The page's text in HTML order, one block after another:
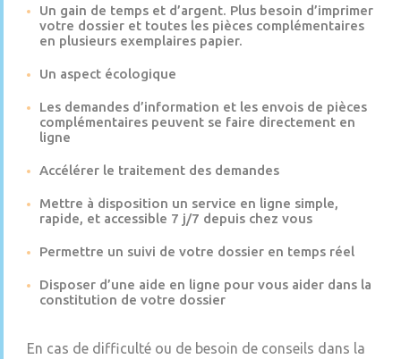
Un gain de temps et d’argent. Plus besoin d’imprimer
votre dossier et toutes les pièces complémentaires
en plusieurs exemplaires papier.
Un aspect écologique
Les demandes d’information et les envois de pièces
complémentaires peuvent se faire directement en
ligne
Accélérer le traitement des demandes
Mettre à disposition un service en ligne simple,
rapide, et accessible 7 j/7 depuis chez vous
Permettre un suivi de votre dossier en temps réel
Disposer d’une aide en ligne pour vous aider dans la
constitution de votre dossier
En cas de difficulté ou de besoin de conseils dans la